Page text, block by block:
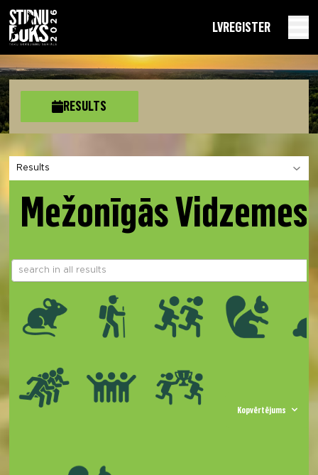
LVREGISTER
RESULTS
Choose a section
Mežonīgās
Kopvērtējums